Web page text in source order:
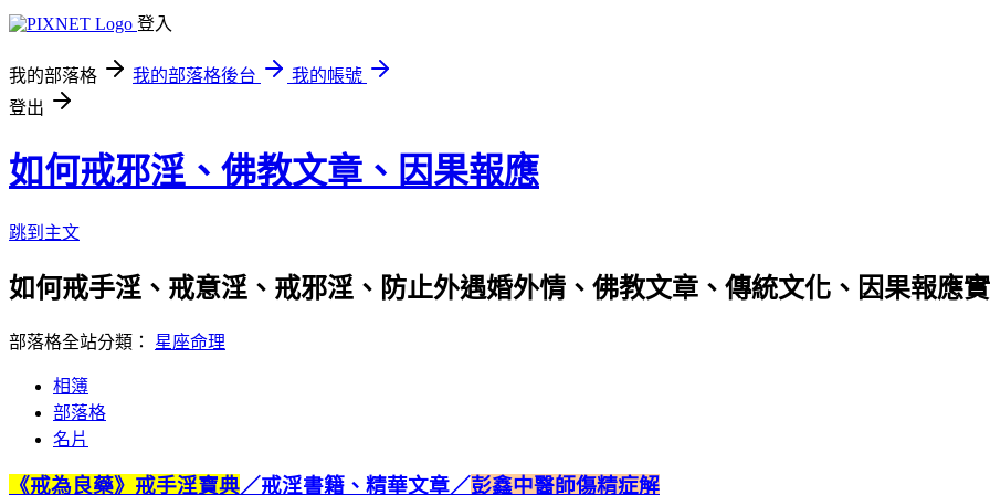
登入
我的部落格 我的部落格後台
我的帳號
登出
如何戒邪淫、佛教文章、因果報應
跳到主文
如何戒手淫、戒意淫、戒邪淫、防止外遇婚外情、佛教文章、傳統文化、因果報應
部落格全站分類： 星座命理
相簿
部落格
名片
《戒為良藥》戒手淫寶典／戒淫書籍、精華文章／彭鑫中醫師傷精症解